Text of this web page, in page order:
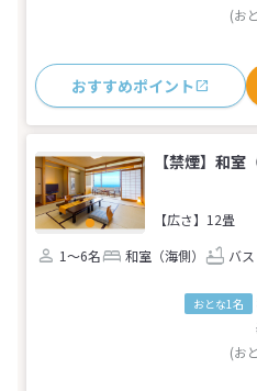
(お
おすすめポイント
【禁煙】和
【広さ】12畳
1～6名
和室（海側） バス
おとな1名
(お